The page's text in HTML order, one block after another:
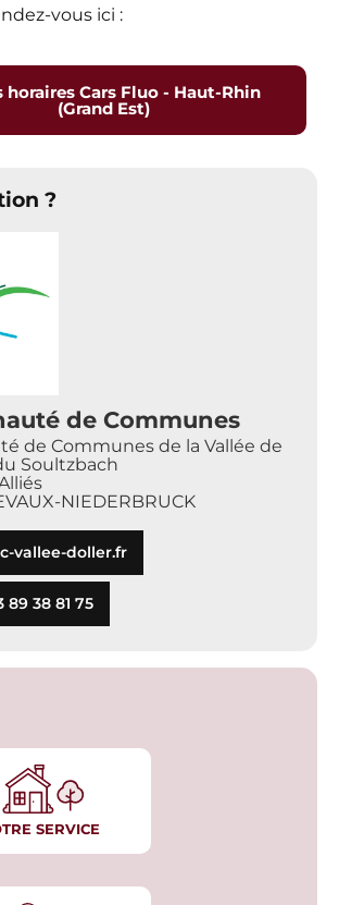
vous ici :
horaires Cars Fluo - Haut-Rhin
(Grand Est)
?
de Communes
de Communes de la Vallée de
Soultzbach
NIEDERBRUCK
vallee-doller.fr
89 38 81 75
SERVICE